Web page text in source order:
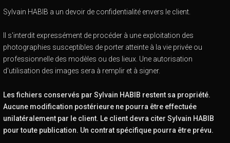
Sylvain HABIB a un devoir de confidentialité envers le client.
Il s'interdit expressément de procéder à une exploitation des
photographies susceptibles de porter atteinte à la vie privée ou
professionnelle des modèles ou des lieux. Une autorisation
d'utilisation des images sera à remplir et à signer.
Les fichiers conservés par Sylvain HABIB restent sa propriété.
Aucune modification postérieure ne pourra être effectuée
unilatéralement par le client. Le client devra citer Sylvain HABIB
pour toute publication. Un contrat spécifique pourra être prévu.